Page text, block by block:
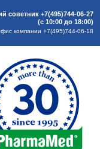
советник +7(495)744-06-27
(с 10:00 до 18:00)
компании +7(495)744-06-18